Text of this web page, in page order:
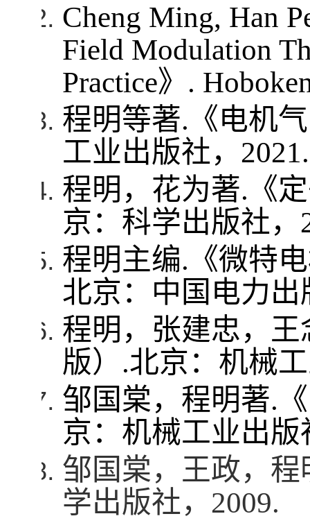
Cheng Ming, Han
Field Modulation
Practice》 .
程明等著. 《电机
工业出版社， 2021.
程明，花为著. 《
京：科学出版社，
程明主编. 《微特
北京：中国电力出
程明，张建忠，王
版） .北京：机械
邹国棠，程明著.
京：机械工业出版
邹国棠，王政，程
学出版社， 2009.